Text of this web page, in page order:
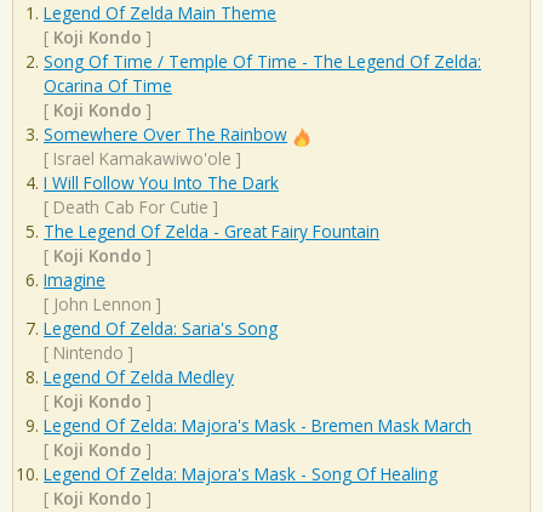
Legend Of Zelda Main Theme
[ Koji Kondo ]
Song Of Time / Temple Of Time - The Legend Of Zelda:
Ocarina Of Time
[ Koji Kondo ]
Somewhere Over The Rainbow
[ Israel Kamakawiwo'ole ]
I Will Follow You Into The Dark
[ Death Cab For Cutie ]
The Legend Of Zelda - Great Fairy Fountain
[ Koji Kondo ]
Imagine
[ John Lennon ]
Legend Of Zelda: Saria's Song
[ Nintendo ]
Legend Of Zelda Medley
[ Koji Kondo ]
Legend Of Zelda: Majora's Mask - Bremen Mask March
[ Koji Kondo ]
Legend Of Zelda: Majora's Mask - Song Of Healing
[ Koji Kondo ]